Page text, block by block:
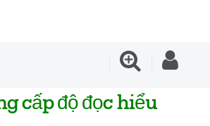
cấp độ đọc hiểu